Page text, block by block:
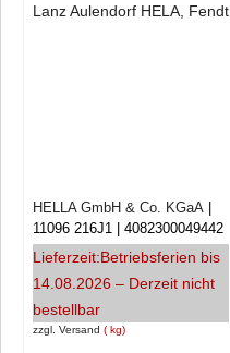
Lanz Aulendorf HELA, Fendt
zzgl. Versand kg
HELLA GmbH & Co. KGaA
11096 216J1
4082300049442
Lieferzeit:Betriebsferien bis
14.08.2026 – Derzeit nicht
bestellbar